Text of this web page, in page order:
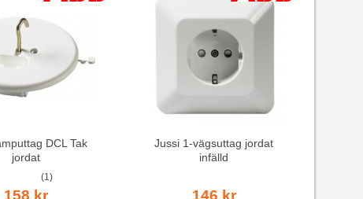
DCL Tak
jordat
(1)
158 kr
Jussi 1-vägsuttag jordat
infälld
146 kr